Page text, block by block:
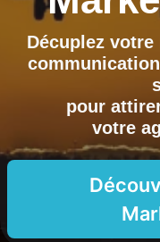
Décuplez
pour
votre